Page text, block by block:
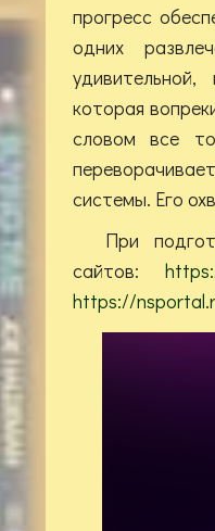
прогресс
одних
которая
словом все
системы. Его
При
сайтов:
https://